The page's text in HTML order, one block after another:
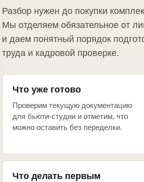
Разбор нужен до покупки
Мы отделяем обязательное от
и даем понятный порядок
труда и кадровой проверке.
Что уже готово
Проверим текущую документацию
для бьюти-студии и отметим, что
можно оставить без переделки.
Что делать первым